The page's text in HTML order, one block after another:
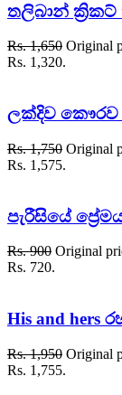
තලිබාන්
Rs.1,650 Original
Rs. 1,320.
ලක්දිව කෞරව
Rs.1,750 Original
Rs. 1,575.
පැරීසියේ
Rs.900 Original
Rs. 720.
His and hers
Rs.1,950 Original
Rs. 1,755.